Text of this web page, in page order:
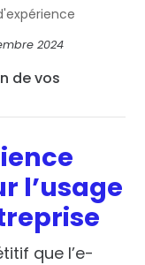
2024
de vos
l’usage
que l’e-